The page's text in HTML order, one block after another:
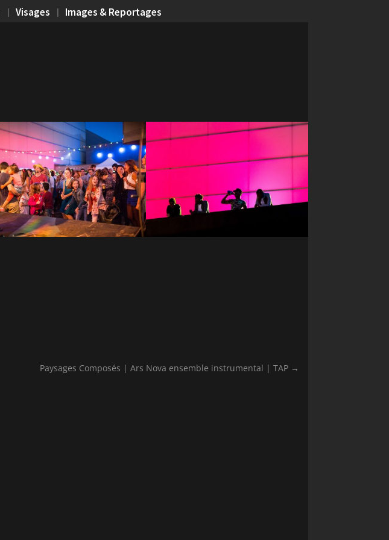
Visages Images & Reportages
Paysages Composés | Ars Nova ensemble instrumental | TAP→